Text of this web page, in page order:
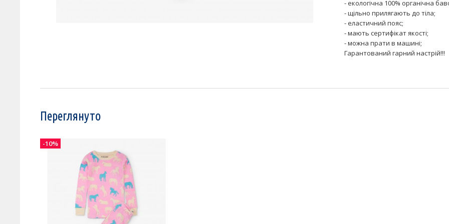
- екологічна 100% органічна
- щільно прилягають до тіла;
- еластичний пояс;
- мають сертифікат якості;
- можна прати в машині;
Гарантований гарний настрій!!!
Переглянуто
-10%